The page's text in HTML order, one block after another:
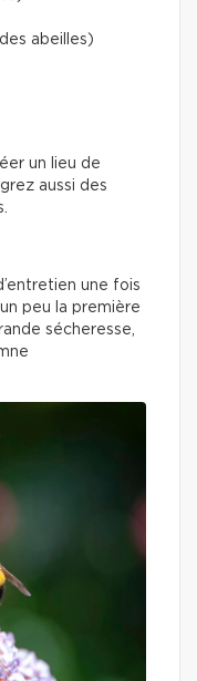
abeilles)
un lieu de
aussi des
une fois
peu la première
sécheresse,